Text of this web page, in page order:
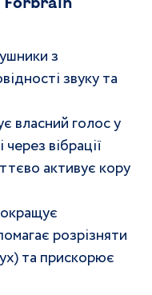
з
звуку та
власний голос у
вібрації
активує кору
розрізняти
та прискорює